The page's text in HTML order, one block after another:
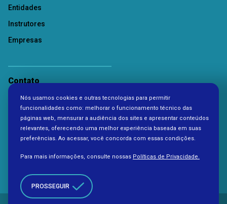
Entidades
Instrutores
Empresas
Contato
Nós usamos cookies e outras tecnologias para permitir
funcionalidades como: melhorar o funcionamento técnico das
páginas web, mensurar a audiência dos sites e apresentar conteúdos
relevantes, oferecendo uma melhor experiência baseada em suas
preferências. Ao acessar, você concorda com essas condições.
Para mais informações, consulte nossas Políticas de Privacidade.
PROSSEGUIR